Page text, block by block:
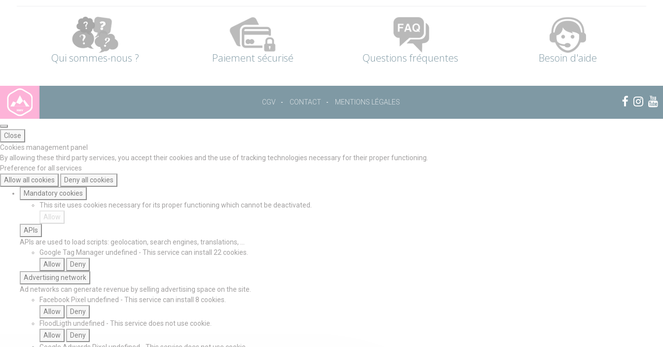
Qui sommes-nous ? Paiement sécurisé Questions fréquentes Besoin d'aide
CGV CONTACT MENTIONS LÉGALES
Close
Cookies management panel
By allowing these third party services, you accept their cookies and the use of tracking technologies necessary for their proper functioning.
Preference for all services
Allow all cookies
Deny all cookies
Mandatory cookies
This site uses cookies necessary for its proper functioning which cannot be deactivated.
Allow
APIs
APIs are used to load scripts: geolocation, search engines, translations, ...
Google Tag Manager undefined - This service can install 22 cookies.
Allow
Deny
Advertising network
Ad networks can generate revenue by selling advertising space on the site.
Facebook Pixel undefined - This service can install 8 cookies.
Allow
Deny
FloodLigth undefined - This service does not use cookie.
Allow
Deny